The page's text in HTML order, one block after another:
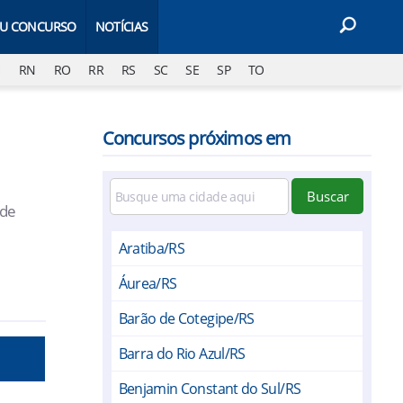
CONCURSO NOTÍCIAS
RN RO RR RS SC SE SP TO
Concursos próximos em
Buscar
Aratiba/RS
Áurea/RS
Barão de Cotegipe/RS
Barra do Rio Azul/RS
Benjamin Constant do Sul/RS